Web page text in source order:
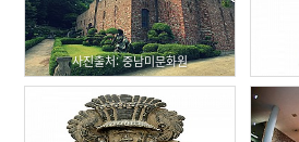
사진출처: 중남미문화원